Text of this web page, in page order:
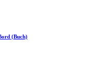
(Buch)